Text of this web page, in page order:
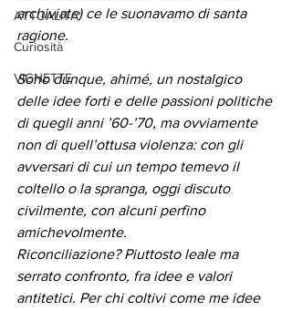
ATTUALITA'
Curiosità
VIGNETTE
archiviate) ce le suonavamo di santa
ragione.
Sono dunque, ahimé, un nostalgico
delle idee forti e delle passioni politiche
di quegli anni ’60-’70, ma ovviamente
non di quell’ottusa violenza: con gli
avversari di cui un tempo temevo il
coltello o la spranga, oggi discuto
civilmente, con alcuni perfino
amichevolmente.
Riconciliazione? Piuttosto leale ma
serrato confronto, fra idee e valori
antitetici. Per chi coltivi come me idee